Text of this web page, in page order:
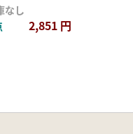
なし
2,851 円